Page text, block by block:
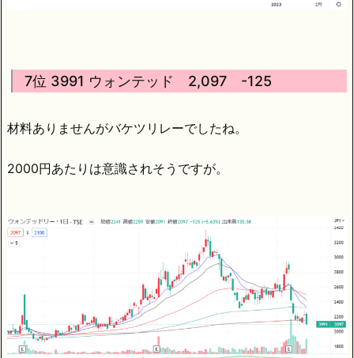
7位 3991 ウォンテッド 2,097 -125
材料ありませんがバケツリレーでしたね。
2000円あたりは意識されそうですが。